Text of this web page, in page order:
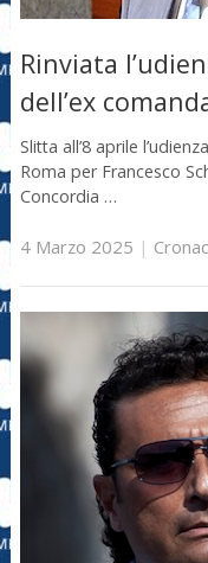
Rinviata
dell’ex
Slitta all’8 aprile
Roma per Francesco
Concordia …
4 Marzo 2025 |